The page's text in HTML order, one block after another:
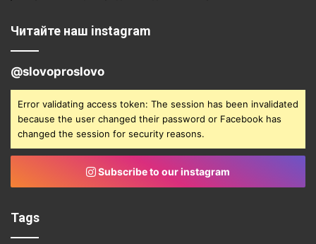
Читайте наш instagram
@slovoproslovo
Error validating access token: The session has been invalidated
because the user changed their password or Facebook has
changed the session for security reasons.
Subscribe to our instagram
Tags